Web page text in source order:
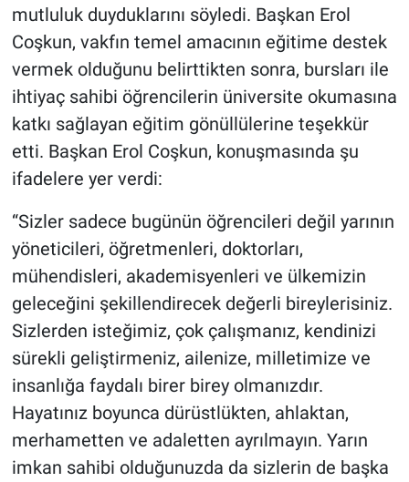
mutluluk duyduklarını söyledi. Başkan Erol
Coşkun, vakfın temel amacının eğitime destek
vermek olduğunu belirttikten sonra, bursları ile
ihtiyaç sahibi öğrencilerin üniversite okumasına
katkı sağlayan eğitim gönüllülerine teşekkür
etti. Başkan Erol Coşkun, konuşmasında şu
ifadelere yer verdi:
“Sizler sadece bugünün öğrencileri değil yarının
yöneticileri, öğretmenleri, doktorları,
mühendisleri, akademisyenleri ve ülkemizin
geleceğini şekillendirecek değerli bireylerisiniz.
Sizlerden isteğimiz, çok çalışmanız, kendinizi
sürekli geliştirmeniz, ailenize, milletimize ve
insanlığa faydalı birer birey olmanızdır.
Hayatınız boyunca dürüstlükten, ahlaktan,
merhametten ve adaletten ayrılmayın. Yarın
imkan sahibi olduğunuzda da sizlerin de başka